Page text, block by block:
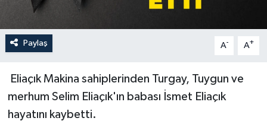
Paylaş A- A+
Eliaçık Makina sahiplerinden Turgay, Tuygun ve
merhum Selim Eliaçık'ın babası İsmet Eliaçık
hayatını kaybetti.
İLÇELER
OTOPARK